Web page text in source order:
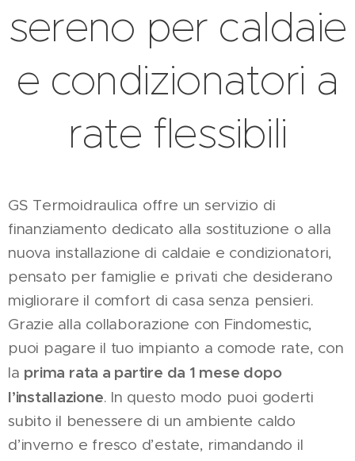
sereno per caldaie
e condizionatori a
rate flessibili
GS Termoidraulica offre un servizio di
finanziamento dedicato alla sostituzione o alla
nuova installazione di caldaie e condizionatori,
pensato per famiglie e privati che desiderano
migliorare il comfort di casa senza pensieri.
Grazie alla collaborazione con Findomestic,
puoi pagare il tuo impianto a comode rate, con
la prima rata a partire da 1 mese dopo
l’installazione. In questo modo puoi goderti
subito il benessere di un ambiente caldo
d’inverno e fresco d’estate, rimandando il